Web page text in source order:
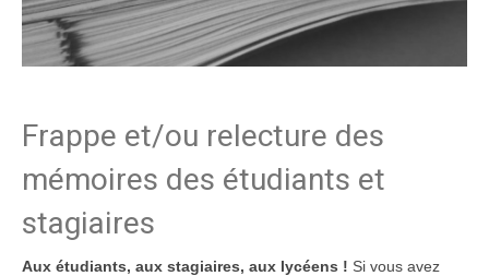
Frappe et/ou relecture des
mémoires des étudiants et
stagiaires
Aux étudiants, aux stagiaires, aux lycéens ! Si vous avez